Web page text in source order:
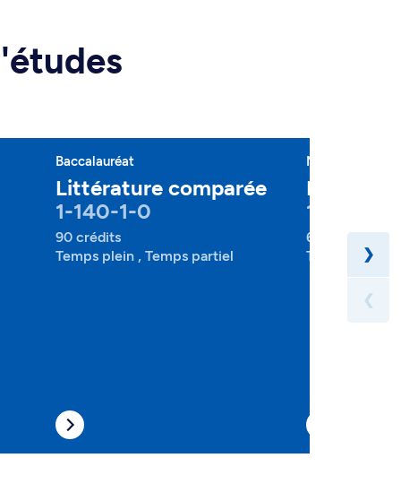
Baccalauréat
Littérature comparée
1-140-1-0
90 crédits
Temps plein , Temps partiel
Majeure
1-140-2-
60 crédits
Temps plein ,
❯
❮